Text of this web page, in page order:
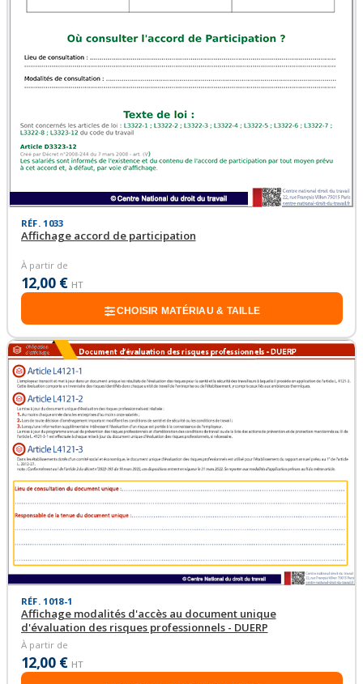
RÉF. 1033
Affichage accord de participation
À partir de
12,00 € HT
CHOISIR MATÉRIAU & TAILLE
RÉF. 1018-1
Affichage modalités d'accès au document unique
d'évaluation des risques professionnels - DUERP
À partir de
12,00 € HT